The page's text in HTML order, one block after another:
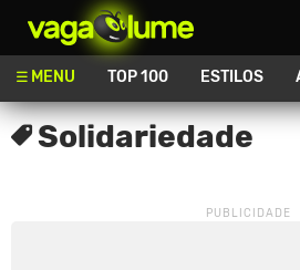
MENU TOP 100 ESTILOS
Solidariedade